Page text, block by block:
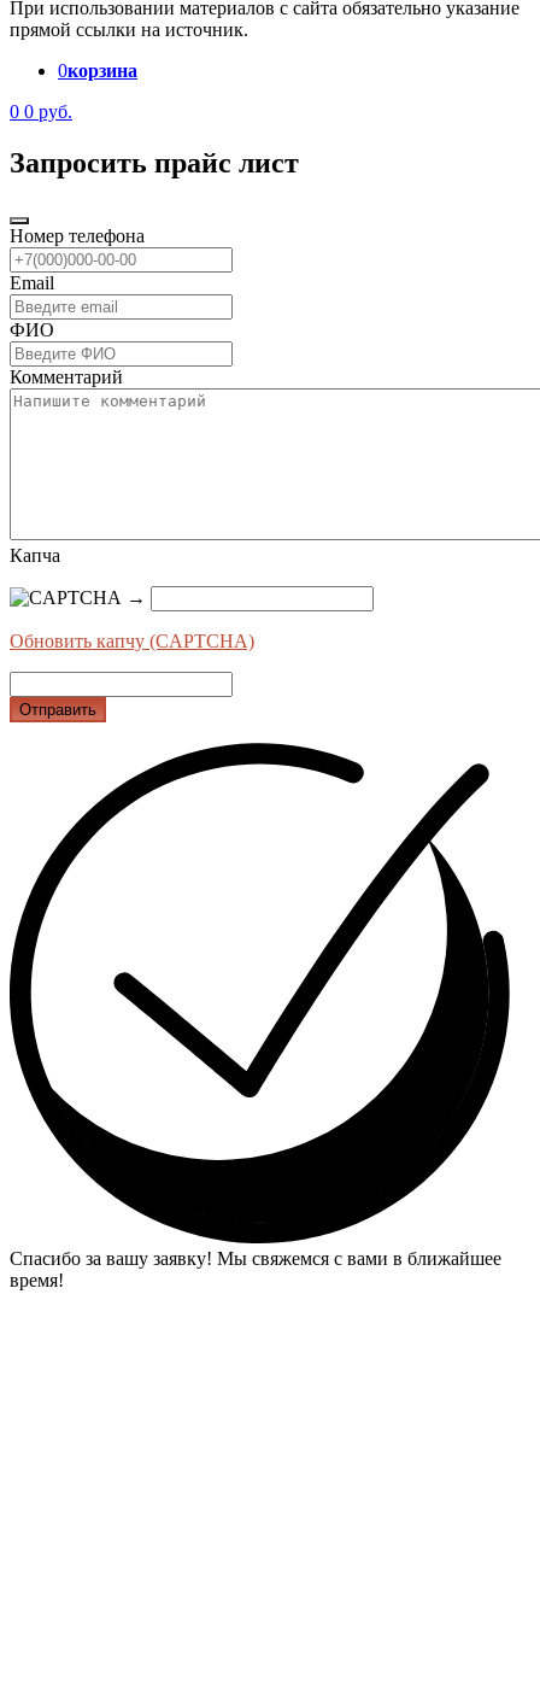
При использовании материалов с сайта обязательно указание
прямой ссылки на источник.
0корзина
0 0 руб.
Запросить прайс лист
Номер телефона
Email
ФИО
Комментарий
Капча
→
Обновить капчу (CAPTCHA)
Отправить
Спасибо за вашу заявку! Мы свяжемся с вами в ближайшее
время!